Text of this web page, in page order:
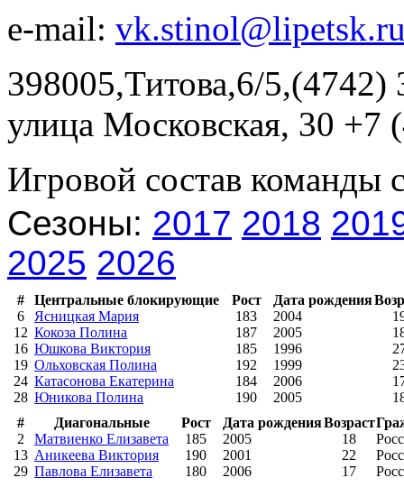
e-mail:
398005,Титова,6/
улица Московская, 30 +7
Игровой состав команды
Сезоны: 2017 2018
2025 2026
# Центральные блокирующие Рост Дата рождения
6
Ясницкая Мария 183 2004
12 Кокоза Полина 187 2005
16 Юшкова Виктория 185 1996
19 Ольховская Полина 192 1999
24 Катасонова Екатерина 184 2006
28 Юникова Полина 190 2005
#
Диагональные Рост Дата рожденияВозраст
2
Матвиенко Елизавета 185 2005 18
13 Аникеева Виктория 190 2001 22
29 Павлова Елизавета 180 2006 17